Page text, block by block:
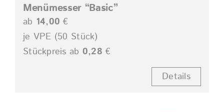
Menümesser “Basic”
ab 14,00 €
je VPE (50 Stück)
Stückpreis ab 0,28 €
Details